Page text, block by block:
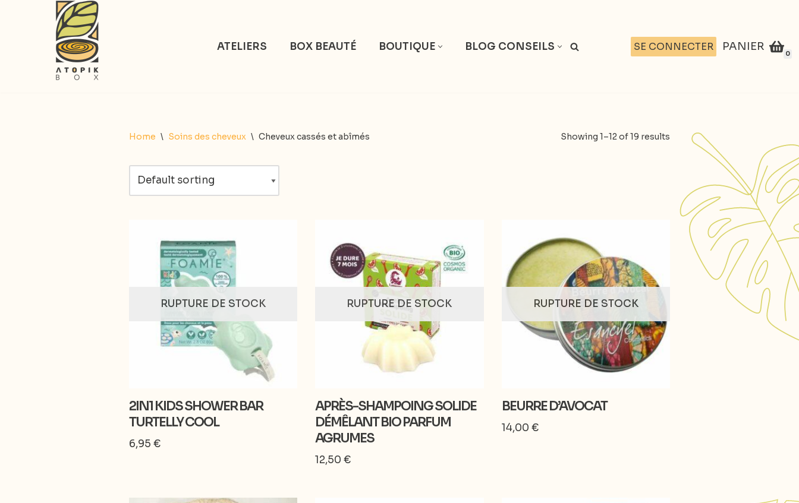
ATELIERS BOX BEAUTÉ BOUTIQUE BLOG CONSEILS SE CONNECTER PANIER
0
Home \ Soins des cheveux \ Cheveux cassés et abîmés Showing 1–12 of 19 results
RUPTURE DE STOCK
2IN1 KIDS SHOWER BAR
TURTELLY COOL
6,95 €
RUPTURE DE STOCK
APRÈS-SHAMPOING SOLIDE
DÉMÊLANT BIO PARFUM
AGRUMES
12,50€
RUPTURE DE STOCK
BEURRE D’AVOCAT
14,00 €